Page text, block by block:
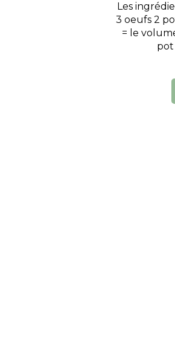
Les
3 oeufs 2
= le
pot